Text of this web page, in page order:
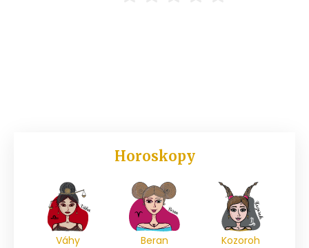
Horoskopy
Váhy Beran Kozoroh